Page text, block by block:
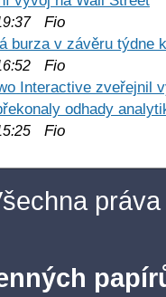
Fio
burza v závěru týdne
Fio
Interactive zveřejnil
odhady
Fio
práva